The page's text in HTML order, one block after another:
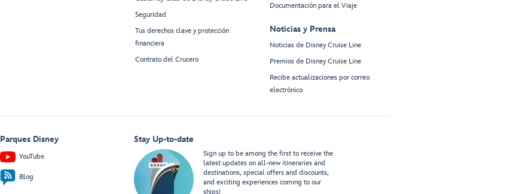
Seguridad
Tus derechos clave y protección
financiera
Contrato del Crucero
Documentación para el Viaje
Noticias y Prensa
Noticias de Disney Cruise Line
Premios de Disney Cruise Line
Recibe actualizaciones por correo
electrónico
Parques Disney
YouTube
Blog
Stay Up-to-date
Sign up to be among the first to receive the
latest updates on all-new itineraries and
destinations, special offers and discounts,
and exciting experiences coming to our
ships!